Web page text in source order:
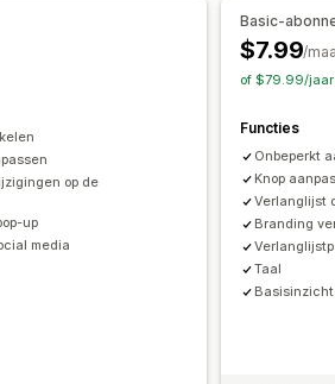
en exporteren
Verkoopmeldingen
Wachtlijsten
op de
up
media
Basic-
$7.99/
of $79.99/jaar
Functies
Onbeperkt
Knop
Verlanglijst
Branding
Taal